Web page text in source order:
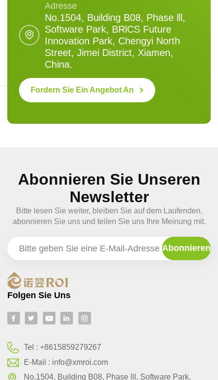
Adresse
No.1504, Building B08, Phase lll,
Software Park, BRlCS Future
Innovation Park, Chengyi North
Street, Jimei District, Xiamen,
China.
Fordern Sie Ein Angebot An
Abonnieren Sie Unseren
Newsletter
Bitte lesen Sie weiter, bleiben Sie auf dem Laufenden,
abonnieren Sie uns und teilen Sie uns Ihre Meinung mit.
Folgen Sie Uns
Tel :+8615859279267
E-Mail : info@xmroi.com
No.1504, Building B08, Phase lll, Software Park,